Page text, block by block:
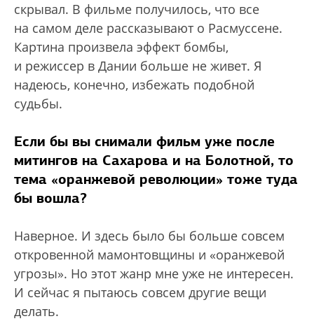
скрывал. В фильме получилось, что все
на самом деле рассказывают о Расмуссене.
Картина произвела эффект бомбы,
и режиссер в Дании больше не живет. Я
надеюсь, конечно, избежать подобной
судьбы.
Если бы вы снимали фильм уже после
митингов на Сахарова и на Болотной, то
тема «оранжевой революции» тоже туда
бы вошла?
Наверное. И здесь было бы больше совсем
откровенной мамонтовщины и «оранжевой
угрозы». Но этот жанр мне уже не интересен.
И сейчас я пытаюсь совсем другие вещи
делать.